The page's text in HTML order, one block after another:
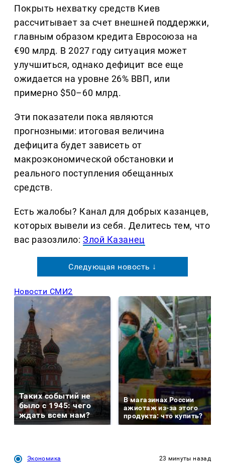
Покрыть нехватку средств Киев
рассчитывает за счет внешней поддержки,
главным образом кредита Евросоюза на
€90 млрд. В 2027 году ситуация может
улучшиться, однако дефицит все еще
ожидается на уровне 26% ВВП, или
примерно $50–60 млрд.
Эти показатели пока являются
прогнозными: итоговая величина
дефицита будет зависеть от
макроэкономической обстановки и
реального поступления обещанных
средств.
Есть жалобы? Канал для добрых казанцев,
которых вывели из себя. Делитеcь тем, что
вас разозлило:Злой Казанец
Следующая новость ↓
Новости СМИ2
Таких событий не
было с 1945: чего
ждать всем нам?
В магазинах России
ажиотаж из-за этого
продукта: что купить?
Экономика 23 минуты назад